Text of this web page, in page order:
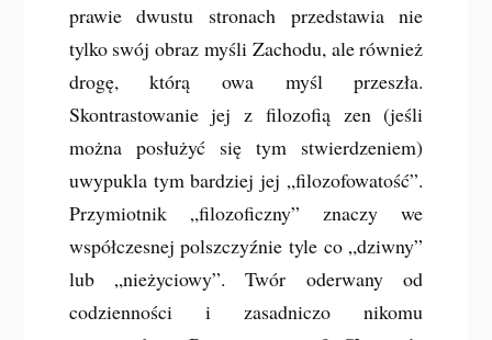
prawie dwustu stronach przedstawia nie
tylko swój obraz myśli Zachodu, ale również
drogę, którą owa myśl przeszła.
Skontrastowanie jej z filozofią zen (jeśli
można posłużyć się tym stwierdzeniem)
uwypukla tym bardziej jej „filozofowatość”.
Przymiotnik „filozoficzny” znaczy we
współczesnej polszczyźnie tyle co „dziwny”
lub „nieżyciowy”. Twór oderwany od
codzienności i zasadniczo nikomu